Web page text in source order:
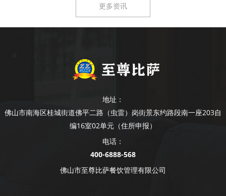
更多资讯
地址：
佛山市南海区桂城街道佛平二路（虫雷）岗街景东约路段南一座203自
编16室02单元（住所申报）
电话：
400-6888-568
佛山市至尊比萨餐饮管理有限公司